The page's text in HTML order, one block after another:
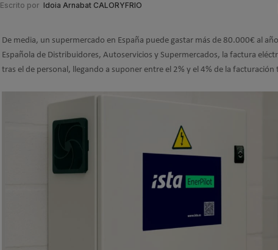
Escrito por Idoia Arnabat CALORYFRIO
De media, un supermercado en España puede gastar más de 80.000€ al
Española de Distribuidores, Autoservicios y Supermercados, la factura
tras el de personal, llegando a suponer entre el 2% y el 4% de la facturación